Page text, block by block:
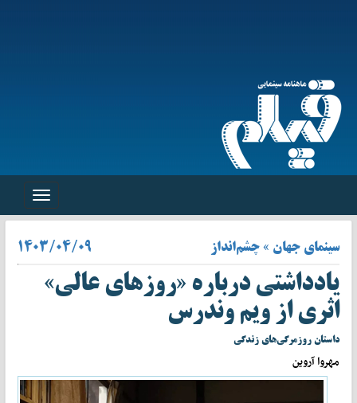
Toggle
سینمای جهان » چشم‌انداز ۱۴۰۳/۰۴/۰۹
یادداشتی درباره «روزهای عالی»
اثری از ویم وندرس
داستان روزمرگی‌های زندگی
مهروا آروین